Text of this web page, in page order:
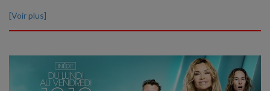
[Voir plus]